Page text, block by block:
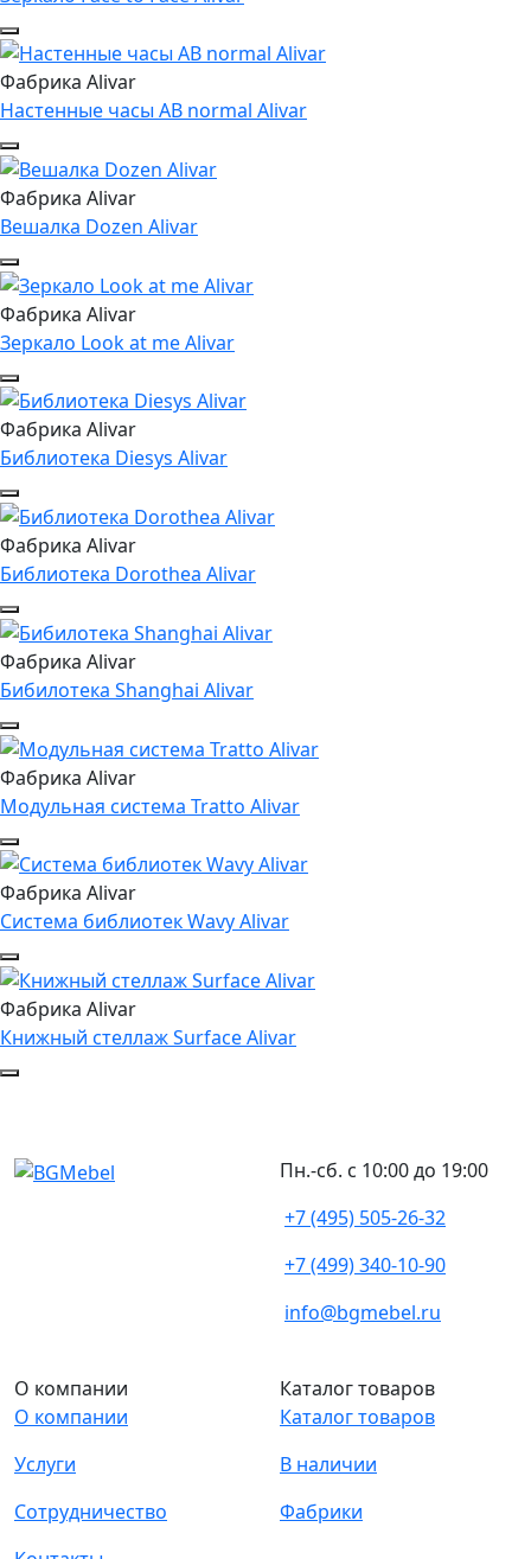
Фабрика Alivar
Настенные часы AB normal Alivar
Фабрика Alivar
Вешалка Dozen Alivar
Фабрика Alivar
Зеркало Look at me Alivar
Фабрика Alivar
Библиотека Diesys Alivar
Фабрика Alivar
Библиотека Dorothea Alivar
Фабрика Alivar
Бибилотека Shanghai Alivar
Фабрика Alivar
Модульная система Tratto Alivar
Фабрика Alivar
Система библиотек Wavy Alivar
Фабрика Alivar
Книжный стеллаж Surface Alivar
Пн.-сб. с 10:00 до 19:00
+7 (495) 505-26-32
+7 (499) 340-10-90
info@bgmebel.ru
О компании
О компании
Услуги
Сотрудничество
Каталог товаров
Каталог товаров
В наличии
Фабрики